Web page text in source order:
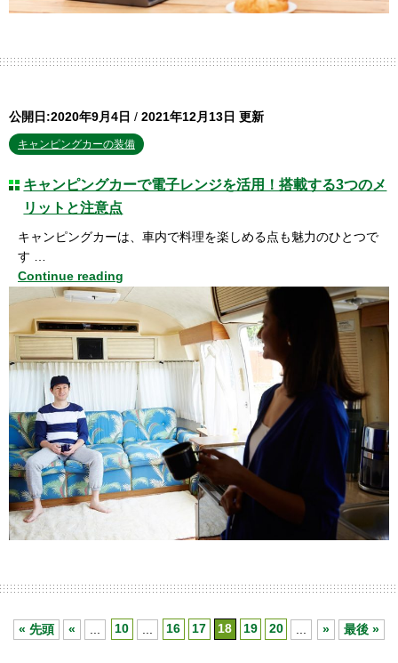
公開日:2020年9月4日 / 2021年12月13日 更新
キャンピングカーの装備
キャンピングカーで電子レンジを活用！搭載する3つのメ
リットと注意点
キャンピングカーは、車内で料理を楽しめる点も魅力のひとつで
す …
Continue reading
« 先頭 « 10 16 17 18 19 20 » 最後 »